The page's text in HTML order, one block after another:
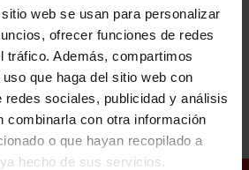
web se usan para personalizar
ofrecer funciones de redes
tráfico. Además, compartimos
que haga del sitio web con
redes sociales, publicidad y análisis
combinarla con otra información
o que hayan recopilado a
hecho de sus servicios.
para combinar verano y mascota son las
flexibilizando en Cataluña, que a estas
la oferta más numerosa de la costa
con tu mejor amigo?